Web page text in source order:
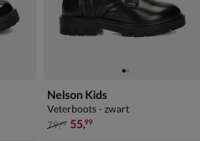
Nelson Kids
Veterboots - zwart
van € 79,99 voor € 55,99
79,99 55,99